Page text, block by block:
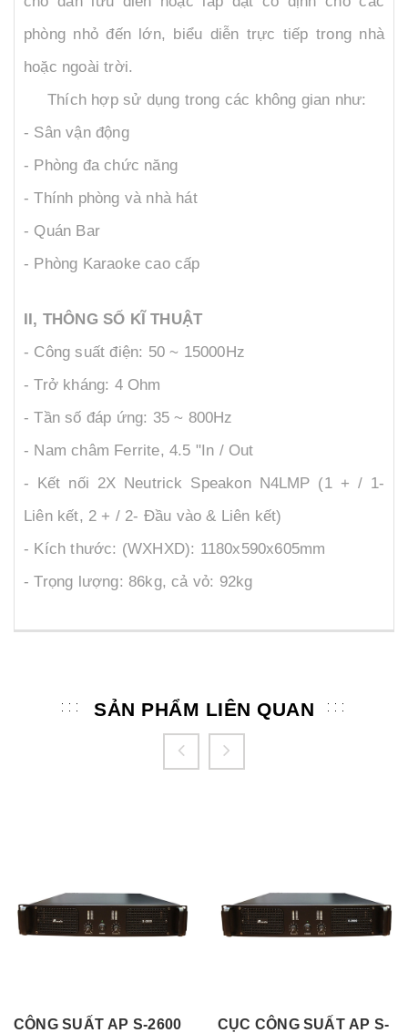
phòng nhỏ đến lớn, biểu diễn trực tiếp trong nhà
hoặc ngoài trời.
Thích hợp sử dụng trong các không gian như:
- Sân vận động
- Phòng đa chức năng
- Thính phòng và nhà hát
- Quán Bar
- Phòng Karaoke cao cấp
II, THÔNG SỐ KĨ THUẬT
- Công suất điện: 50 ~ 15000Hz
- Trở kháng: 4 Ohm
- Tần số đáp ứng: 35 ~ 800Hz
- Nam châm Ferrite, 4.5 "In / Out
- Kết nối 2X Neutrick Speakon N4LMP (1 + / 1-
Liên kết, 2 + / 2- Đầu vào & Liên kết)
- Kích thước: (WXHXD): 1180x590x605mm
- Trọng lượng: 86kg, cả vỏ: 92kg
SẢN PHẨM LIÊN QUAN
CÔNG SUẤT AP S-2600
CỤC CÔNG SUẤT AP S-